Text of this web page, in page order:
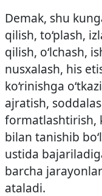
Demak, shu
qilish, to‘plash,
qilish, o‘lchash,
nusxalash, his
ko‘rinishga
ajratish,
formatlashtirish,
bilan tanishib
ustida
barcha jarayonlar
ataladi.